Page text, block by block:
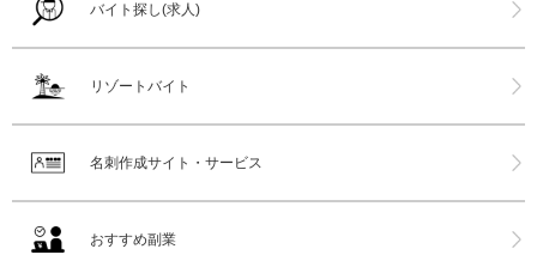
バイト探し(求人)
リゾートバイト
名刺作成サイト・サービス
おすすめ副業